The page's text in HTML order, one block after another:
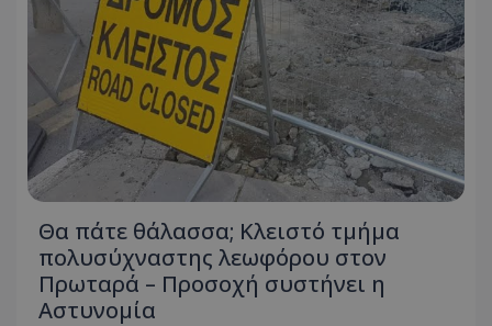
Θα πάτε θάλασσα; Κλειστό τμήμα
πολυσύχναστης λεωφόρου στον
Πρωταρά – Προσοχή συστήνει η
Αστυνομία